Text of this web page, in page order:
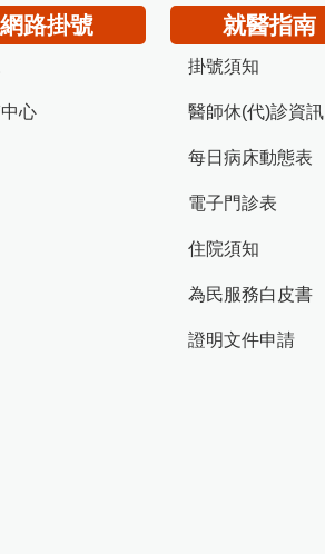
網路掛號
心
就醫指南
掛號須知
醫師休(代)診資訊
每日病床動態表
電子門診表
住院須知
為民服務白皮書
證明文件申請